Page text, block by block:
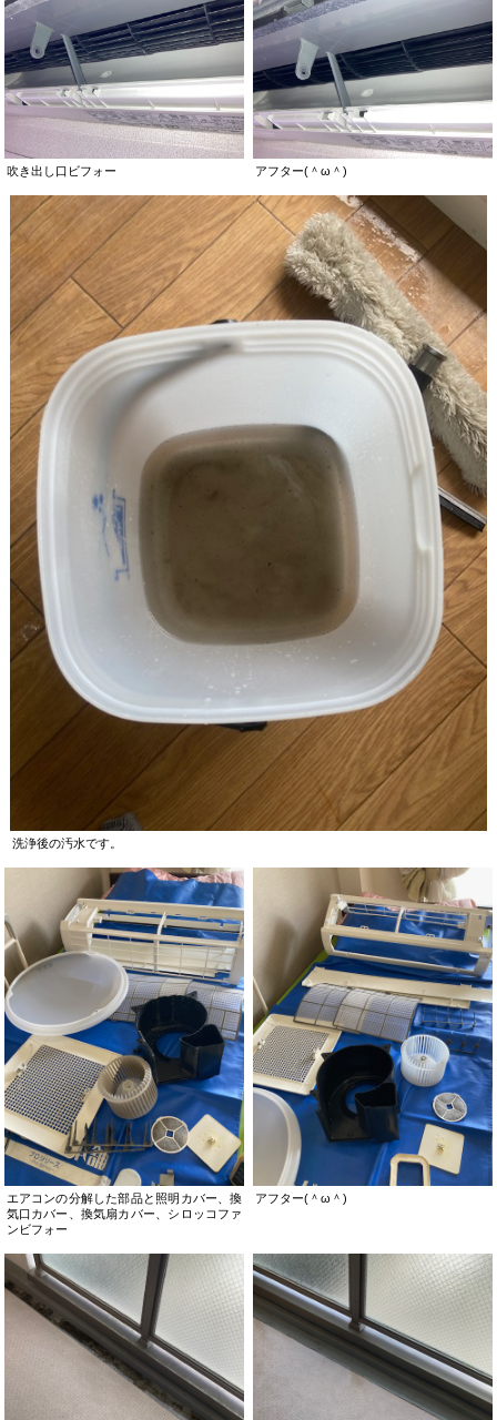
吹き出し口ビフォー アフター(＾ω＾)
洗浄後の汚水です。
エアコンの分解した部品と照明カバー、換
気口カバー、換気扇カバー、シロッコファ
ンビフォー
アフター(＾ω＾)